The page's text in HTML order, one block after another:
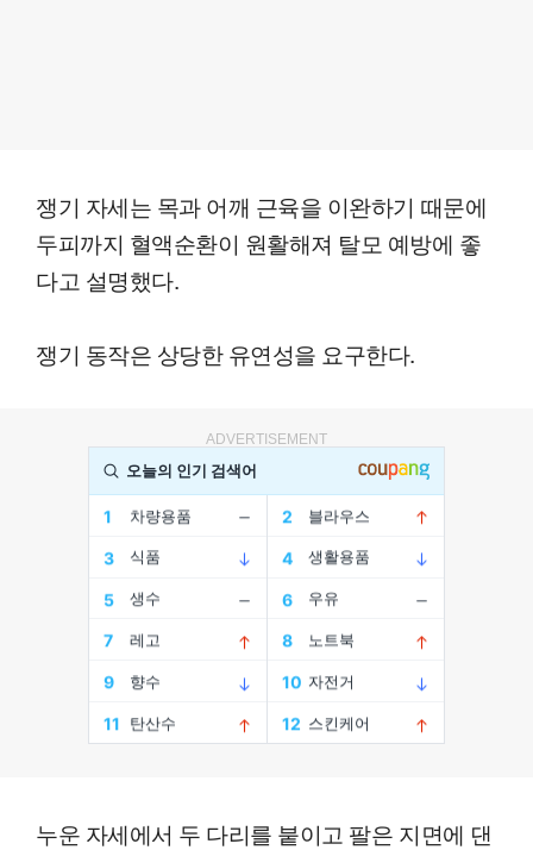
쟁기 자세는 목과 어깨 근육을 이완하기 때문에
두피까지 혈액순환이 원활해져 탈모 예방에 좋
다고 설명했다.
쟁기 동작은 상당한 유연성을 요구한다.
ADVERTISEMENT
누운 자세에서 두 다리를 붙이고 팔은 지면에 댄